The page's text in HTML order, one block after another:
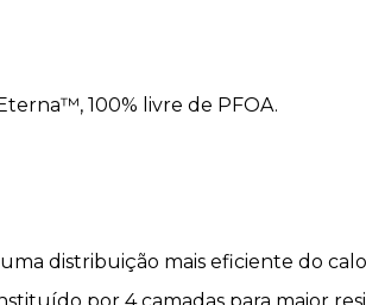
100% livre de PFOA.
distribuição mais eficiente do
por 4 camadas para maior